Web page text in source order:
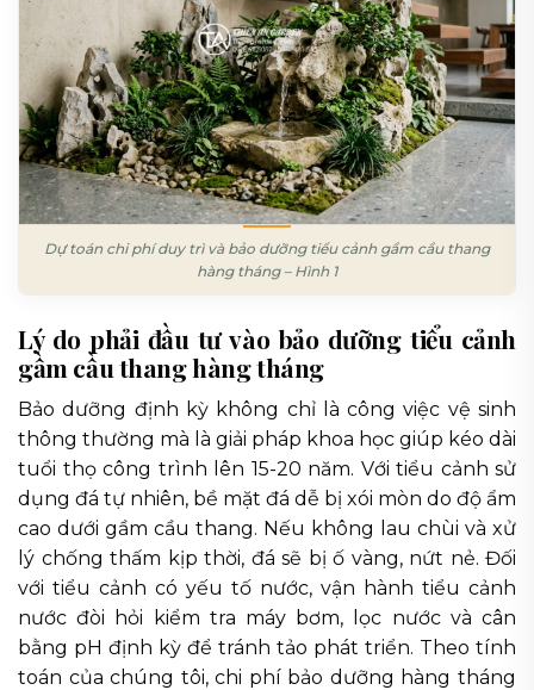
Dự toán chi phí duy trì và bảo dưỡng tiểu cảnh gầm cầu thang
hàng tháng – Hình 1
Lý do phải đầu tư vào bảo dưỡng tiểu cảnh
gầm cầu thang hàng tháng
Bảo dưỡng định kỳ không chỉ là công việc vệ sinh
thông thường mà là giải pháp khoa học giúp kéo dài
tuổi thọ công trình lên 15-20 năm. Với tiểu cảnh sử
dụng đá tự nhiên, bề mặt đá dễ bị xói mòn do độ ẩm
cao dưới gầm cầu thang. Nếu không lau chùi và xử
lý chống thấm kịp thời, đá sẽ bị ố vàng, nứt nẻ. Đối
với tiểu cảnh có yếu tố nước, vận hành tiểu cảnh
nước đòi hỏi kiểm tra máy bơm, lọc nước và cân
bằng pH định kỳ để tránh tảo phát triển. Theo tính
toán của chúng tôi, chi phí bảo dưỡng hàng tháng